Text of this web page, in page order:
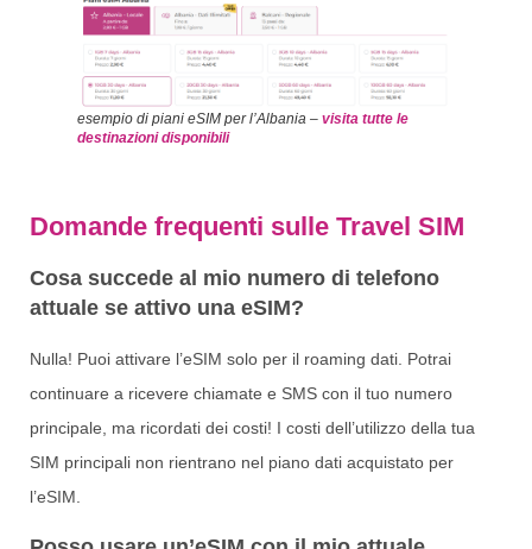
esempio di piani eSIM per l’Albania – visita tutte le
destinazioni disponibili
Domande frequenti sulle Travel SIM
Cosa succede al mio numero di telefono
attuale se attivo una eSIM?
Nulla! Puoi attivare l’eSIM solo per il roaming dati. Potrai
continuare a ricevere chiamate e SMS con il tuo numero
principale, ma ricordati dei costi! I costi dell’utilizzo della tua
SIM principali non rientrano nel piano dati acquistato per
l’eSIM.